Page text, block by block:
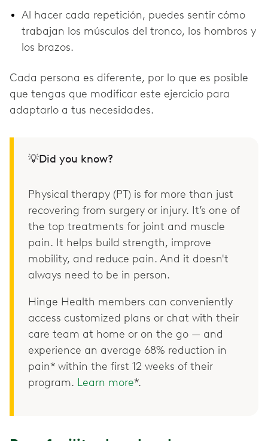
Al hacer cada repetición, puedes sentir cómo
trabajan los músculos del tronco, los hombros y
los brazos.
Cada persona es diferente, por lo que es posible
que tengas que modificar este ejercicio para
adaptarlo a tus necesidades.
💡Did you know?
Physical therapy (PT) is for more than just
recovering from surgery or injury. It’s one of
the top treatments for joint and muscle
pain. It helps build strength, improve
mobility, and reduce pain. And it doesn't
always need to be in person.
Hinge Health members can conveniently
access customized plans or chat with their
care team at home or on the go — and
experience an average 68% reduction in
pain* within the first 12 weeks of their
program. Learn more*.